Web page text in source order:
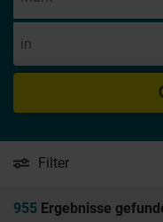
Filter
955 Ergebnisse